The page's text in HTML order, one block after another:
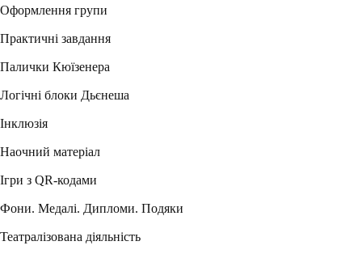
Оформлення групи
Практичні завдання
Палички Кюїзенера
Логічні блоки Дьєнеша
Інклюзія
Наочний матеріал
Ігри з QR-кодами
Фони. Медалі. Дипломи. Подяки
Театралізована діяльність